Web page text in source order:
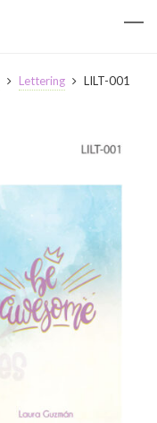
Lettering LILT-001